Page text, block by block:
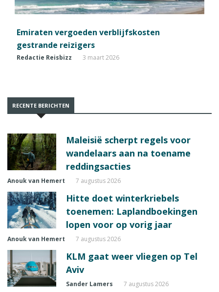
Emiraten vergoeden verblijfskosten
gestrande reizigers
Redactie Reisbizz 3 maart 2026
RECENTE BERICHTEN
Maleisië scherpt regels voor
wandelaars aan na toename
reddingsacties
Anouk van Hemert 7 augustus 2026
Hitte doet winterkriebels
toenemen: Laplandboekingen
lopen voor op vorig jaar
Anouk van Hemert 7 augustus 2026
KLM gaat weer vliegen op Tel
Aviv
Sander Lamers 7 augustus 2026